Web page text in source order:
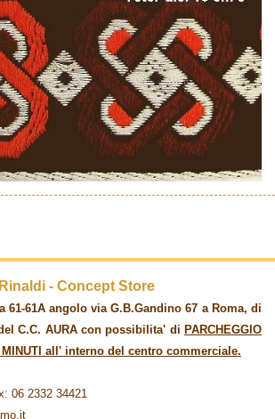
- Concept Store
61-61A angolo via G.B.Gandino 67 a Roma, di
C.C. AURA con possibilita' di PARCHEGGIO
MINUTI all' interno del centro commerciale.
06 2332 34421